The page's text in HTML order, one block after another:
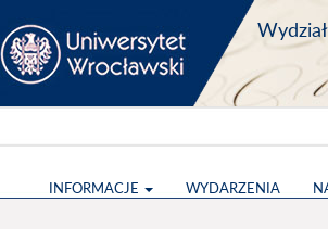
INFORMACJE WYDARZENIA